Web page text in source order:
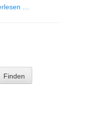
…
Finden